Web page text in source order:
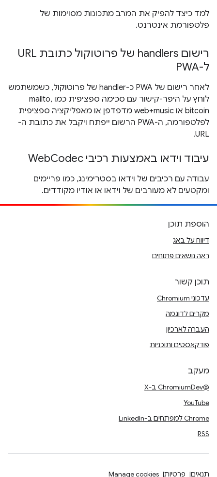
למד כיצד להפיק את המרב מתכונות מסוימות של
פלטפורמת אינטרנט.
רישום handlers של פרוטוקול כתובת URL
ל-PWA
לאחר רישום של PWA כ-handler של פרוטוקול, כשמשתמש
לוחץ על היפר-קישור עם סכימה ספציפית כמו mailto,
bitcoin או web+music מדפדפן או מאפליקציה ספציפית
לפלטפורמה, ה-PWA הרשום ייפתח ויקבל את כתובת ה-
URL.
עיבוד וידאו באמצעות רכיבי WebCodec
עבודה עם רכיבים של וידאו בסטרימינג, כמו פריימים
ומקטעים לא מעורבים של וידאו או אודיו מקודדים.
הוספת תוכן
דיווח על באג
ראה נושאים פתוחים
תוכן קשור
עדכוני Chromium
מקרים לדוגמה
העברה לארכיון
פודקאסטים ותוכניות
מעקב
@ChromiumDev ב-X
YouTube
Chrome למפתחים ב-LinkedIn
RSS
תנאים פרטיות Manage cookies